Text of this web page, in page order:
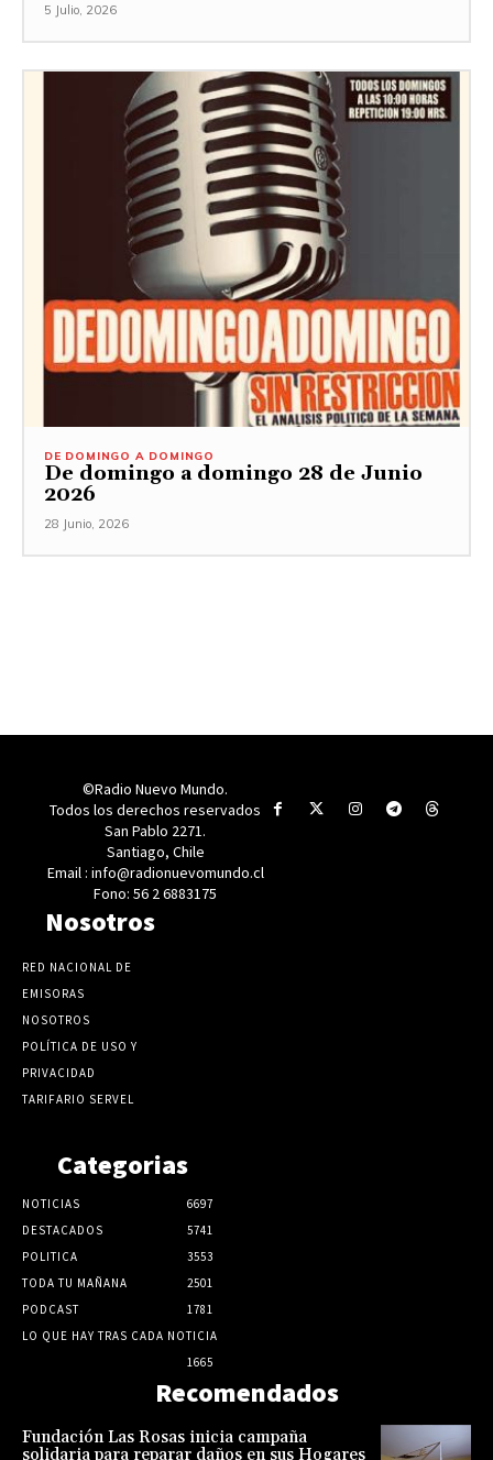
5 Julio, 2026
DE DOMINGO A DOMINGO
De domingo a domingo 28 de Junio
2026
28 Junio, 2026
©Radio Nuevo Mundo.
Todos los derechos reservados
San Pablo 2271.
Santiago, Chile
Email : info@radionuevomundo.cl
Fono: 56 2 6883175
Nosotros
RED NACIONAL DE
EMISORAS
NOSOTROS
POLÍTICA DE USO Y
PRIVACIDAD
TARIFARIO SERVEL
Categorias
NOTICIAS
6697
DESTACADOS
5741
POLITICA
3553
TODA TU MAÑANA
2501
PODCAST
1781
LO QUE HAY TRAS CADA NOTICIA
1665
Recomendados
Fundación Las Rosas inicia campaña
solidaria para reparar daños en sus Hogares